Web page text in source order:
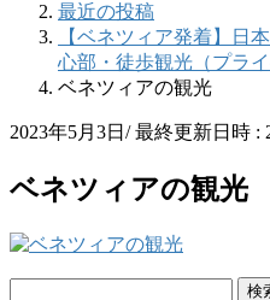
最近の投稿
【ベネツィア発着】日
心部・徒歩観光（プライ
ベネツィアの観光
2023年5月3日 / 最終更新日時 :
ベネツィアの観光